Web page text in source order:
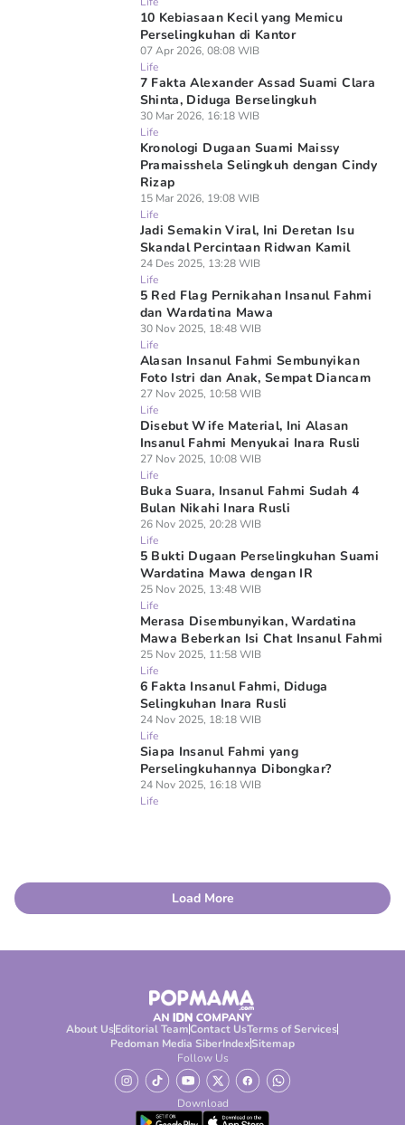
10 Kebiasaan Kecil yang Memicu
Perselingkuhan di Kantor
07 Apr 2026, 08:08 WIB
Life
7 Fakta Alexander Assad Suami Clara
Shinta, Diduga Berselingkuh
30 Mar 2026, 16:18 WIB
Life
Kronologi Dugaan Suami Maissy
Pramaisshela Selingkuh dengan Cindy
Rizap
15 Mar 2026, 19:08 WIB
Life
Jadi Semakin Viral, Ini Deretan Isu
Skandal Percintaan Ridwan Kamil
24 Des 2025, 13:28 WIB
Life
5 Red Flag Pernikahan Insanul Fahmi
dan Wardatina Mawa
30 Nov 2025, 18:48 WIB
Life
Alasan Insanul Fahmi Sembunyikan
Foto Istri dan Anak, Sempat Diancam
27 Nov 2025, 10:58 WIB
Life
Disebut Wife Material, Ini Alasan
Insanul Fahmi Menyukai Inara Rusli
27 Nov 2025, 10:08 WIB
Life
Buka Suara, Insanul Fahmi Sudah 4
Bulan Nikahi Inara Rusli
26 Nov 2025, 20:28 WIB
Life
5 Bukti Dugaan Perselingkuhan Suami
Wardatina Mawa dengan IR
25 Nov 2025, 13:48 WIB
Life
Merasa Disembunyikan, Wardatina
Mawa Beberkan Isi Chat Insanul Fahmi
25 Nov 2025, 11:58 WIB
Life
6 Fakta Insanul Fahmi, Diduga
Selingkuhan Inara Rusli
24 Nov 2025, 18:18 WIB
Life
Siapa Insanul Fahmi yang
Perselingkuhannya Dibongkar?
24 Nov 2025, 16:18 WIB
Life
Load More
About UsEditorial TeamContact UsTerms of Services
Pedoman Media SiberIndexSitemap
Follow Us
Download